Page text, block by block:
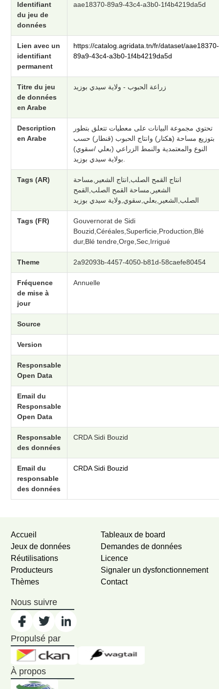
Identifiant
du jeu de
données
aae18370-89a9-43c4-a3b0-1f4b4219da5d
Lien avec un
identifiant
permanent
https://catalog.agridata.tn/fr/dataset/aae18370-
89a9-43c4-a3b0-1f4b4219da5d
Titre du jeu
de données
en Arabe
زراعة الحبوب - ولاية سيدي بوزيد
Description
en Arabe
تحتوي مجموعة البيانات على معطيات تتعلق بتطور
بتوزيع مساحة (هكتار) وانتاج الحبوب (قنطار) حسب
النوع والمعتمدية والنمط الزراعي (بعلي /سقوي)
Tags (AR)
انتاج القمح الصلب,انتاج الشعير,مساحة
الشعير,مساحة القمح الصلب,القمح
الصلب,الشعير,بعلي,سقوي,ولاية سيدي بوزيد
Tags (FR)
Gouvernorat de Sidi
Bouzid,Céréales,Superficie,Production,Blé
dur,Blé tendre,Orge,Sec,Irrigué
Theme 2a92093b-4457-4050-b81d-58caefe80454
Fréquence
de mise à
jour
Annuelle
Source
Version
Responsable
Open Data
Email du
Responsable
Open Data
Responsable
des données
CRDA Sidi Bouzid
Email du
responsable
des données
CRDA Sidi Bouzid
Accueil
Jeux de données
Réutilisations
Producteurs
Thèmes
Tableaux de board
Demandes de données
Licence
Signaler un dysfonctionnement
Contact
Nous suivre
Propulsé par
À propos